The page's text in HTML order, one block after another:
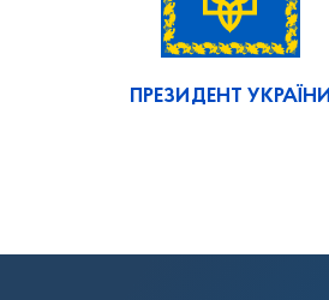
ПРЕЗИДЕНТ УКРАЇНИ